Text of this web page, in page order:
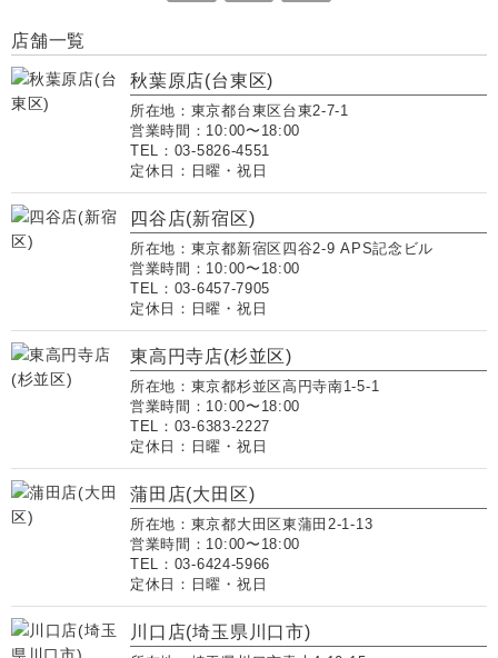
店舗一覧
秋葉原店(台東区)
所在地：東京都台東区台東2-7-1
営業時間：10:00〜18:00
TEL：03-5826-4551
定休日：日曜・祝日
四谷店(新宿区)
所在地：東京都新宿区四谷2-9 APS記念ビル
営業時間：10:00〜18:00
TEL：03-6457-7905
定休日：日曜・祝日
東高円寺店(杉並区)
所在地：東京都杉並区高円寺南1-5-1
営業時間：10:00〜18:00
TEL：03-6383-2227
定休日：日曜・祝日
蒲田店(大田区)
所在地：東京都大田区東蒲田2-1-13
営業時間：10:00〜18:00
TEL：03-6424-5966
定休日：日曜・祝日
川口店(埼玉県川口市)